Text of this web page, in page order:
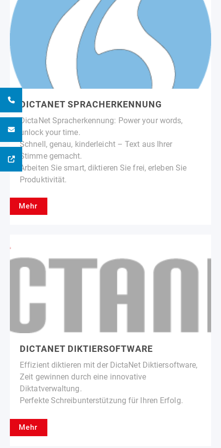
DICTANET SPRACHERKENNUNG
DictaNet Spracherkennung: Power your words,
unlock your time.
Schnell, genau, kinderleicht – Text aus Ihrer
Stimme gemacht.
Arbeiten Sie smart, diktieren Sie frei, erleben Sie
Produktivität.
Mehr
DICTANET DIKTIERSOFTWARE
Effizient diktieren mit der DictaNet Diktiersoftware,
Zeit gewinnen durch eine innovative
Diktatverwaltung.
Perfekte Schreibunterstützung für Ihren Erfolg.
Mehr